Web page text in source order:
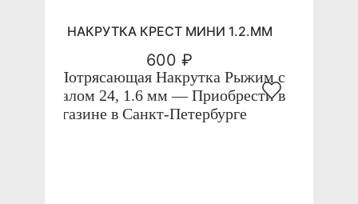
НАКРУТКА КРЕСТ МИНИ 1.2.ММ
600 ₽